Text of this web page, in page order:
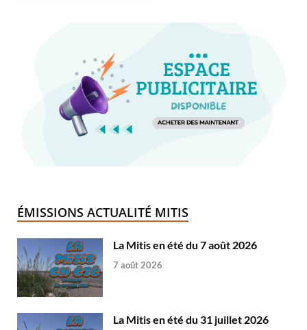
ÉMISSIONS ACTUALITÉ MITIS
La Mitis en été du 7 août 2026
7 août 2026
La Mitis en été du 31 juillet 2026